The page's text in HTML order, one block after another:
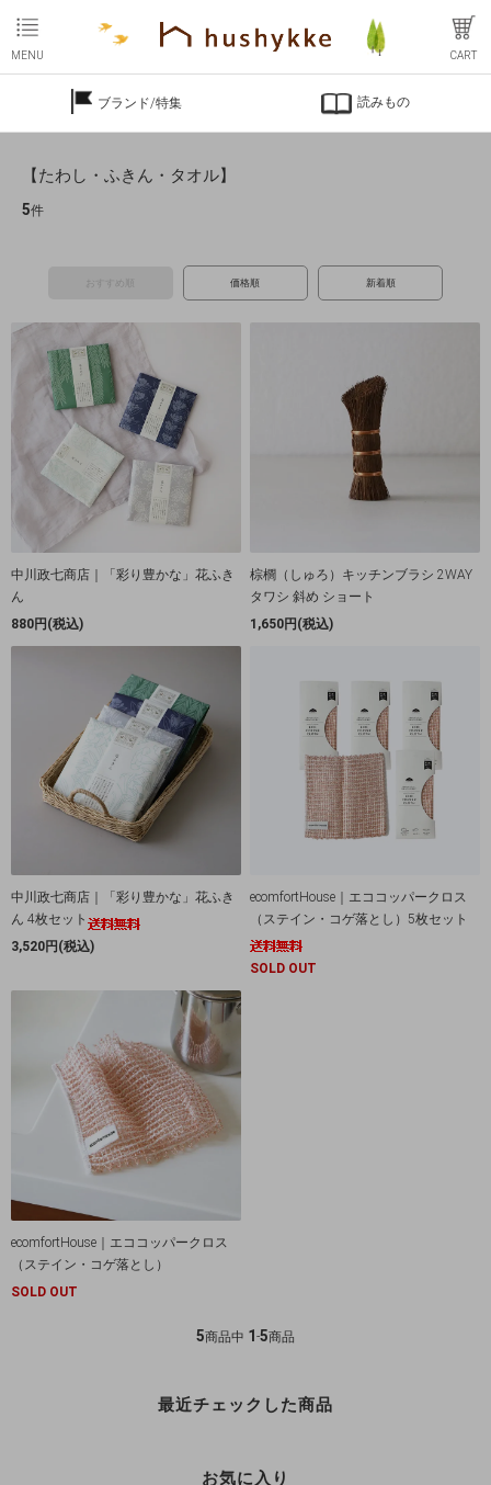
MENU CART
ブランド/特集 読みもの
【たわし・ふきん・タオル】
5件
おすすめ順 価格順 新着順
中川政七商店｜「彩り豊かな」花ふき
ん
880円(税込)
棕櫚（しゅろ）キッチンブラシ 2WAY
タワシ 斜め ショート
1,650円(税込)
中川政七商店｜「彩り豊かな」花ふき
ん 4枚セット
3,520円(税込)
ecomfortHouse｜エココッパークロス
（ステイン・コゲ落とし）5枚セット
SOLD OUT
ecomfortHouse｜エココッパークロス
（ステイン・コゲ落とし）
SOLD OUT
5商品中 1 -5商品
最近チェックした商品
お気に入り